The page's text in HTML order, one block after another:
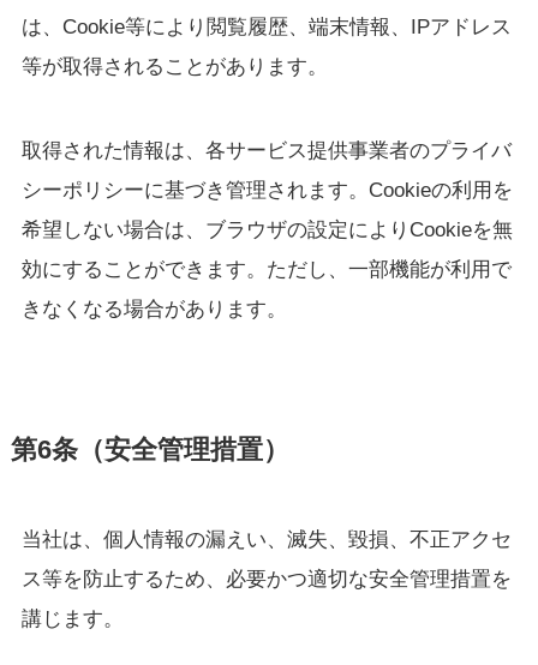
は、Cookie等により閲覧履歴、端末情報、IPアドレス
等が取得されることがあります。
取得された情報は、各サービス提供事業者のプライバ
シーポリシーに基づき管理されます。Cookieの利用を
希望しない場合は、ブラウザの設定によりCookieを無
効にすることができます。ただし、一部機能が利用で
きなくなる場合があります。
第6条（安全管理措置）
当社は、個人情報の漏えい、滅失、毀損、不正アクセ
ス等を防止するため、必要かつ適切な安全管理措置を
講じます。